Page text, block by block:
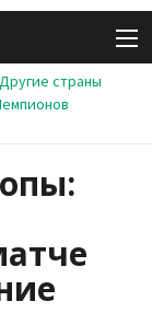
Другие страны